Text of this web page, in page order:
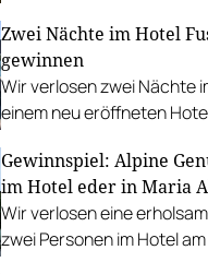
Österreichs. Ein Zufall.
auch keiner.
Zwei Nächte im Hotel
gewinnen
Wir verlosen zwei Nächte
einem neu eröffneten
Gewinnspiel: Alpine
im Hotel eder in Maria
Wir verlosen eine
zwei Personen im Hotel